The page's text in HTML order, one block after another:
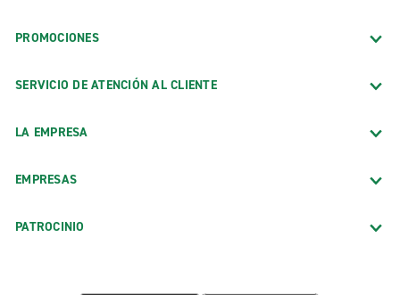
PROMOCIONES
SERVICIO DE ATENCIÓN AL CLIENTE
LA EMPRESA
EMPRESAS
PATROCINIO